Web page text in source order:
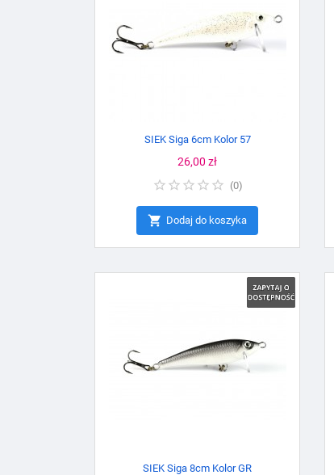
SIEK Siga 6cm Kolor 57
Cena
26,00 zł
(0)
 Dodaj do koszyka
SIEK Siga 8cm Kolor GR